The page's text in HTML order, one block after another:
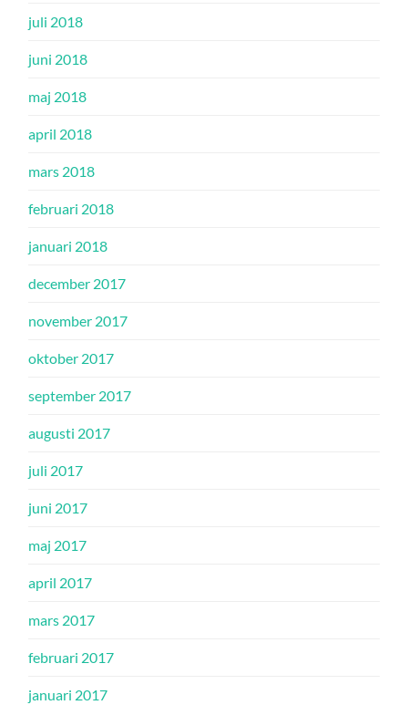
juli 2018
juni 2018
maj 2018
april 2018
mars 2018
februari 2018
januari 2018
december 2017
november 2017
oktober 2017
september 2017
augusti 2017
juli 2017
juni 2017
maj 2017
april 2017
mars 2017
februari 2017
januari 2017